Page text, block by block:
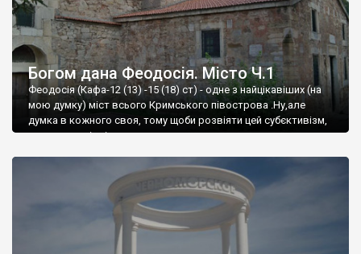
Богом дана Феодосія. Місто Ч.1
Феодосія (Кафа-12 (13) -15 (18) ст) - одне з найцікавіших (на
мою думку) міст всього Кримського півострова .Ну,але
думка в кожного своя, тому щоби розвіяти цей субєктивізм,
запрошую відвідати це